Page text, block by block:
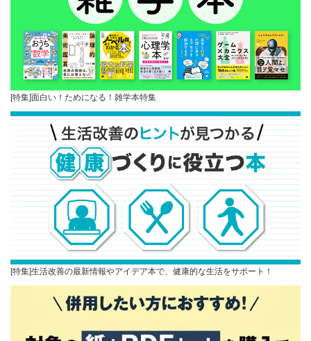
[特集]面白い！ためになる！雑学本特集
[特集]生活改善の最新情報やアイデア本で、健康的な生活をサポート！